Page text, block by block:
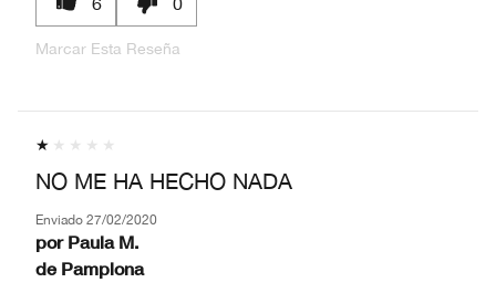
Marcar Esta Reseña
NO ME HA HECHO NADA
Enviado 27/02/2020
por Paula M.
de Pamplona